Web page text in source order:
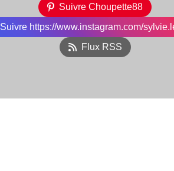
Suivre Choupette88
Suivre https://www.instagram.com/
Flux RSS